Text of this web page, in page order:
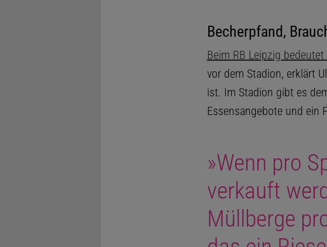
Becherpfand,
Beim RB Leipzig
vor dem Stadion, erklärt
ist. Im Stadion gibt es
Essensangebote und ein
»Wenn pro
verkauft
Müllberge